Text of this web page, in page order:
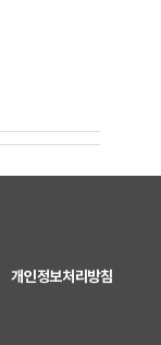
개인정보처리방침